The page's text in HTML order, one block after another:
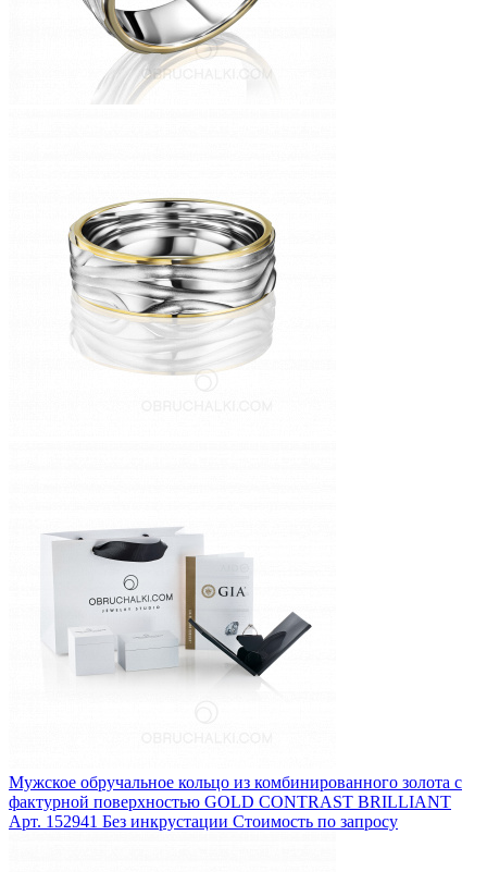
Мужское обручальное кольцо из комбинированного золота с
фактурной поверхностью GOLD CONTRAST BRILLIANT
Арт. 152941 Без инкрустации Стоимость по запросу